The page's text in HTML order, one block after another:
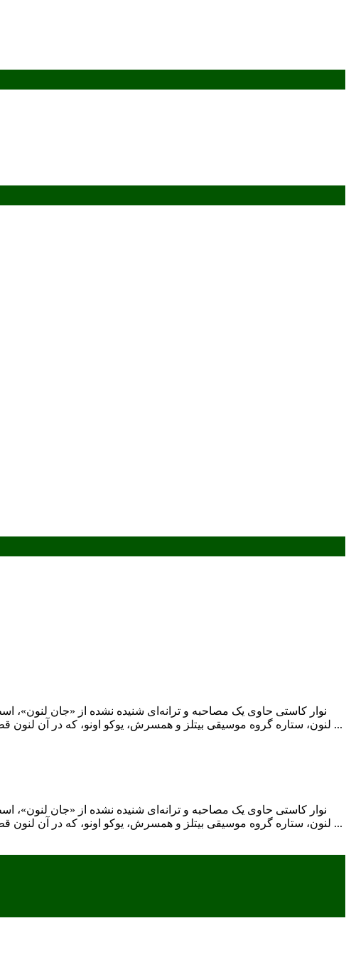
لنون، ستاره گروه موسیقی بیتلز و همسرش، یوکو اونو، که در آن لنون قطعه‌ای شنیده نشده را می‌خواند، در حراجی در کپنهاگ به قیمت ۴۳ هزار پوند چکش خورد. این نوار کاست ۳۳ دقیقه‌ای در ژانویه ...
لنون، ستاره گروه موسیقی بیتلز و همسرش، یوکو اونو، که در آن لنون قطعه‌ای شنیده نشده را می‌خواند، در حراجی در کپنهاگ به قیمت ۴۳ هزار پوند چکش خورد. این نوار کاست ۳۳ دقیقه‌ای در ژانویه ...